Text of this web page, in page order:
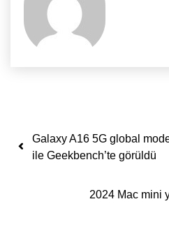
Yazı dolaşımı
Galaxy A16 5G global
ile Geekbench’te görüldü
2024 Mac mini